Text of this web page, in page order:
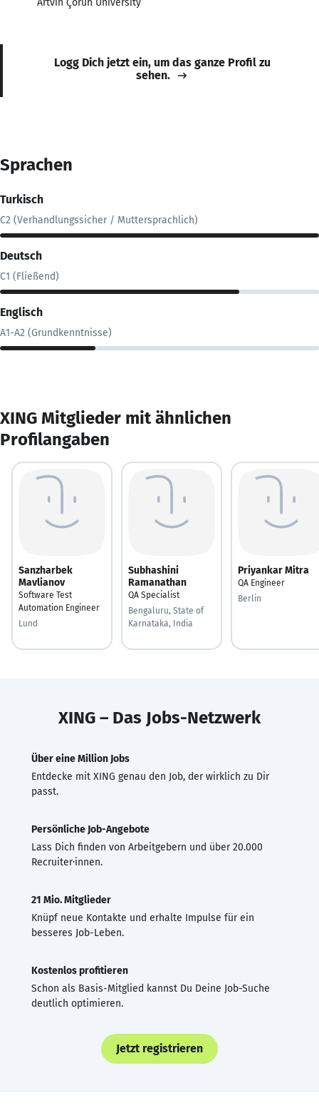
Logg Dich jetzt ein, um das ganze Profil zu
sehen.
Sprachen
Turkisch
C2 (Verhandlungssicher / Muttersprachlich)
Deutsch
C1 (Fließend)
Englisch
A1-A2 (Grundkenntnisse)
XING Mitglieder mit ähnlichen
Profilangaben
Sanzharbek
Mavlianov
Software Test
Automation Engineer
Lund
Subhashini
Ramanathan
QA Specialist
Bengaluru, State of
Karnataka, India
Priyankar Mitra
QA Engineer
Berlin
XING – Das Jobs-Netzwerk
Über eine Million Jobs
Entdecke mit XING genau den Job, der wirklich zu Dir
passt.
Persönliche Job-Angebote
Lass Dich finden von Arbeitgebern und über 20.000
Recruiter·innen.
21 Mio. Mitglieder
Knüpf neue Kontakte und erhalte Impulse für ein
besseres Job-Leben.
Kostenlos profitieren
Schon als Basis-Mitglied kannst Du Deine Job-Suche
deutlich optimieren.
Jetzt registrieren